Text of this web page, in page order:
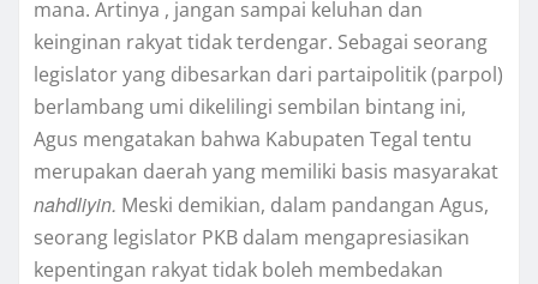
mana. Artinya , jangan sampai keluhan dan
keinginan rakyat tidak terdengar. Sebagai seorang
legislator yang dibesarkan dari partaipolitik (parpol)
berlambang umi dikelilingi sembilan bintang ini,
Agus mengatakan bahwa Kabupaten Tegal tentu
merupakan daerah yang memiliki basis masyarakat
nahdliyin. Meski demikian, dalam pandangan Agus,
seorang legislator PKB dalam mengapresiasikan
kepentingan rakyat tidak boleh membedakan